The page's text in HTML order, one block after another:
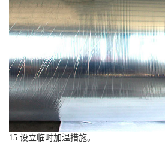
15.设立临时加温措施。